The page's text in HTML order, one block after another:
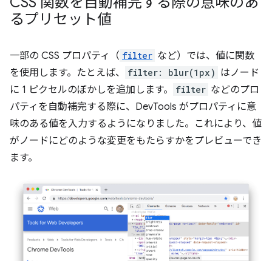
るプリセット値
一部の CSS プロパティ（ filter など）では、値に関数
を使用します。たとえば、
filter: blur(1px) はノード
に 1 ピクセルのぼかしを追加します。
filter などのプロ
パティを自動補完する際に、DevTools がプロパティに意
味のある値を入力するようになりました。これにより、値
がノードにどのような変更をもたらすかをプレビューでき
ます。